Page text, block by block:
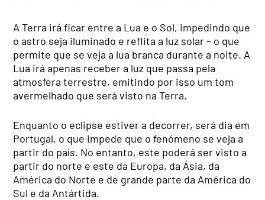
A Terra irá ficar entre a Lua e o Sol, impedindo que
o astro seja iluminado e reflita a luz solar – o que
permite que se veja a lua branca durante a noite. A
Lua irá apenas receber a luz que passa pela
atmosfera terrestre, emitindo por isso um tom
avermelhado que será visto na Terra.
Enquanto o eclipse estiver a decorrer, será dia em
Portugal, o que impede que o fenómeno se veja a
partir do país. No entanto, este poderá ser visto a
partir do norte e este da Europa, da Ásia, da
América do Norte e de grande parte da América do
Sul e da Antártida.